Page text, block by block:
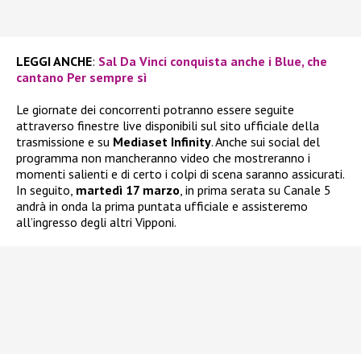
LEGGI ANCHE: Sal Da Vinci conquista anche i Blue, che
cantano Per sempre sì
Le giornate dei concorrenti potranno essere seguite
attraverso finestre live disponibili sul sito ufficiale della
trasmissione e su Mediaset Infinity. Anche sui social del
programma non mancheranno video che mostreranno i
momenti salienti e di certo i colpi di scena saranno assicurati.
In seguito, martedì 17 marzo , in prima serata su Canale 5
andrà in onda la prima puntata ufficiale e assisteremo
all’ingresso degli altri Vipponi.